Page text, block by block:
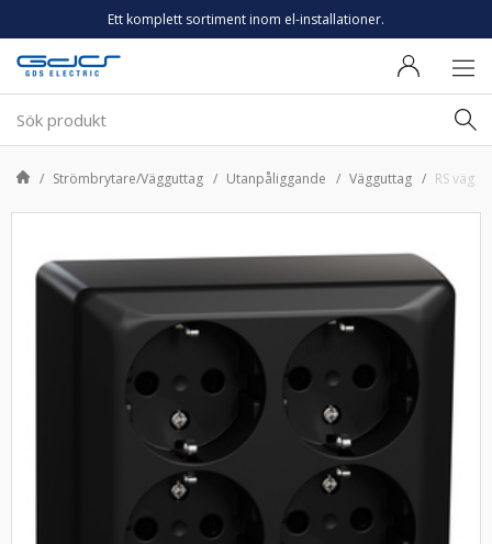
Ett komplett sortiment inom el-installationer.
Strömbrytare/Vägguttag Utanpåliggande Vägguttag RS